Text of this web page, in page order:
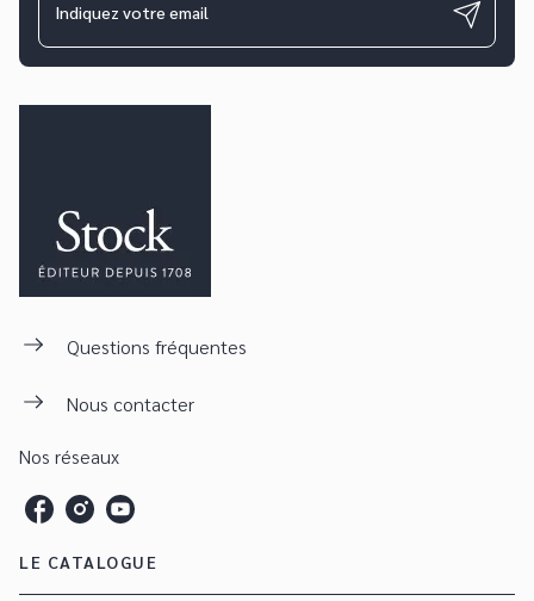
Indiquez votre email
Questions fréquentes
Nous contacter
Nos réseaux
LE CATALOGUE